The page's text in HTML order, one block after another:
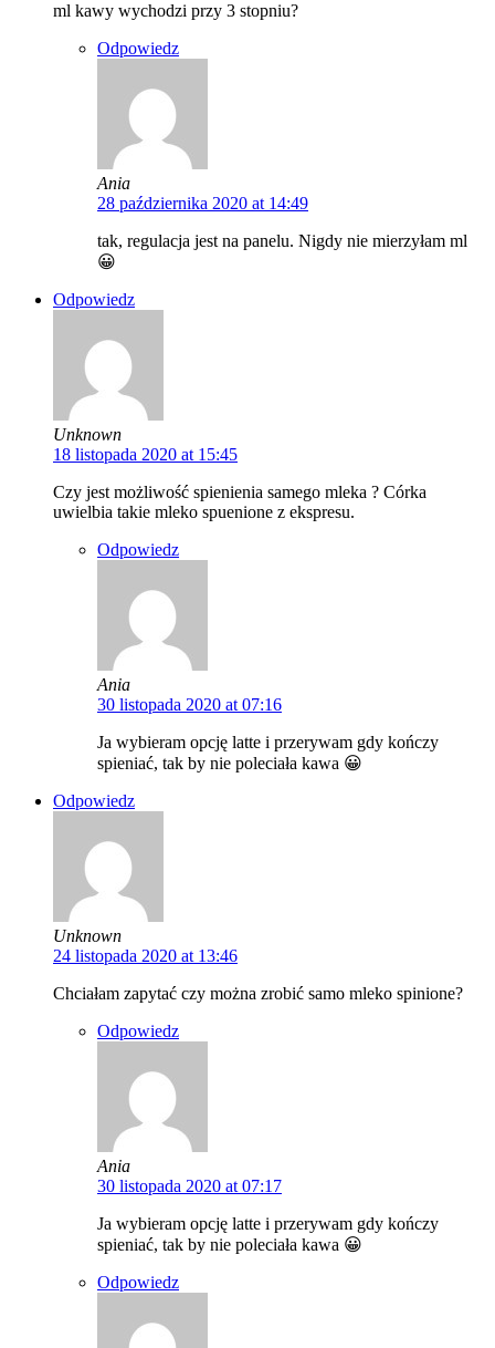
ml kawy wychodzi przy 3 stopniu?
Odpowiedz
Ania
28 października 2020 at 14:49
tak, regulacja jest na panelu. Nigdy nie mierzyłam ml
😀
Odpowiedz
Unknown
18 listopada 2020 at 15:45
Czy jest możliwość spienienia samego mleka ? Córka
uwielbia takie mleko spuenione z ekspresu.
Odpowiedz
Ania
30 listopada 2020 at 07:16
Ja wybieram opcję latte i przerywam gdy kończy
spieniać, tak by nie poleciała kawa 😀
Odpowiedz
Unknown
24 listopada 2020 at 13:46
Chciałam zapytać czy można zrobić samo mleko spinione?
Odpowiedz
Ania
30 listopada 2020 at 07:17
Ja wybieram opcję latte i przerywam gdy kończy
spieniać, tak by nie poleciała kawa 😀
Odpowiedz